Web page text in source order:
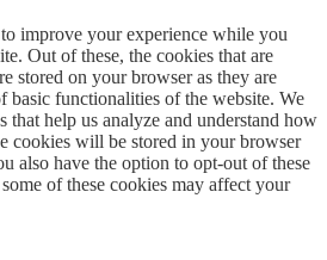
improve your experience while you
Out of these, the cookies that are
stored on your browser as they are
basic functionalities of the website. We
that help us analyze and understand how
cookies will be stored in your browser
also have the option to opt-out of these
of these cookies may affect your